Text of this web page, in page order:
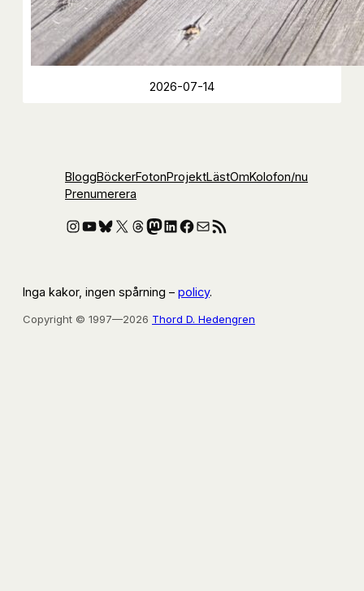
2026-07-14
BloggBöckerFotonProjektLästOmKolofon/nu
Prenumerera
Instagram
YouTube
Bluesky
X Threads
Mastodon
LinkedIn
Facebook
E-postRSS-flöde
Inga kakor, ingen spårning – policy.
Copyright © 1997—2026 Thord D. Hedengren